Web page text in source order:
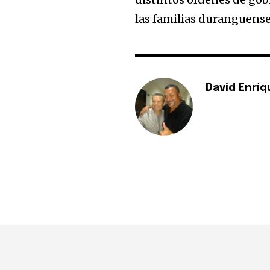
las familias
David